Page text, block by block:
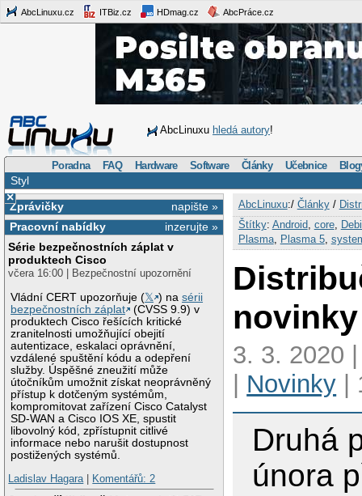
AbcLinuxu.cz ITBiz.cz HDmag.cz AbcPráce.cz
AbcLinuxu hledá autory!
Poradna FAQ Hardware Software Články Učebnice
Styl
×
napište »
Zprávičky
inzerujte »
Pracovní nabídky
Série bezpečnostních záplat v
produktech Cisco
včera 16:00 | Bezpečnostní upozornění
Vládní CERT upozorňuje (𝕏 ) nasérii
bezpečnostních záplat
(CVSS 9.9) v
produktech Cisco řešících kritické
zranitelnosti umožňující obejití
autentizace, eskalaci oprávnění,
vzdálené spuštění kódu a odepření
služby. Úspěšné zneužití může
útočníkům umožnit získat neoprávněný
přístup k dotčeným systémům,
kompromitovat zařízení Cisco Catalyst
SD-WAN a Cisco IOS XE, spustit
libovolný kód, zpřístupnit citlivé
informace nebo narušit dostupnost
postižených systémů.
Ladislav Hagara| Komentářů: 2
AbcLinuxu:/ Články/
Štítky: Android, core,
Plasma, Plasma 5,
novinky
3. 3. 2020
Novinky |
Druhá
února